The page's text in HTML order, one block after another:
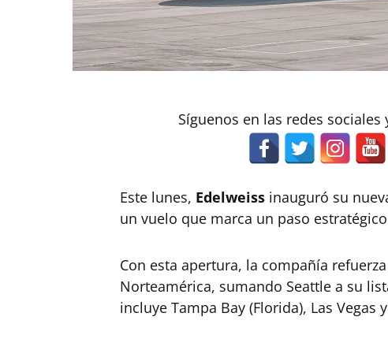
Síguenos en las redes
Este lunes, Edelweiss inauguró su
un vuelo que marca un paso
Con esta apertura, la compañía
Norteamérica, sumando Seattle a su
incluye Tampa Bay (Florida), Las Vegas